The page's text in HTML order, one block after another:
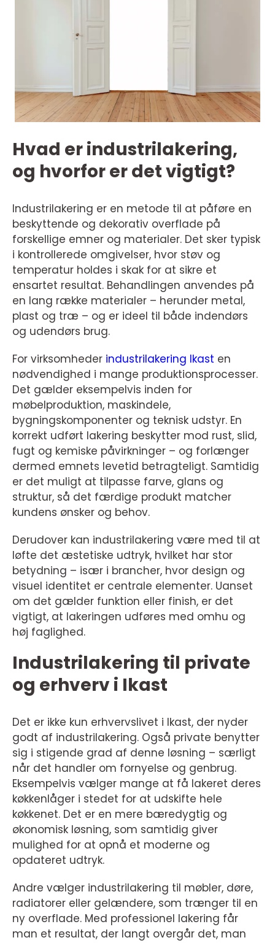
Hvad er industrilakering,
og hvorfor er det vigtigt?
Industrilakering er en metode til at påføre en
beskyttende og dekorativ overflade på
forskellige emner og materialer. Det sker typisk
i kontrollerede omgivelser, hvor støv og
temperatur holdes i skak for at sikre et
ensartet resultat. Behandlingen anvendes på
en lang række materialer – herunder metal,
plast og træ – og er ideel til både indendørs
og udendørs brug.
For virksomheder industrilakering Ikast en
nødvendighed i mange produktionsprocesser.
Det gælder eksempelvis inden for
møbelproduktion, maskindele,
bygningskomponenter og teknisk udstyr. En
korrekt udført lakering beskytter mod rust, slid,
fugt og kemiske påvirkninger – og forlænger
dermed emnets levetid betragteligt. Samtidig
er det muligt at tilpasse farve, glans og
struktur, så det færdige produkt matcher
kundens ønsker og behov.
Derudover kan industrilakering være med til at
løfte det æstetiske udtryk, hvilket har stor
betydning – især i brancher, hvor design og
visuel identitet er centrale elementer. Uanset
om det gælder funktion eller finish, er det
vigtigt, at lakeringen udføres med omhu og
høj faglighed.
Industrilakering til private
og erhverv i Ikast
Det er ikke kun erhvervslivet i Ikast, der nyder
godt af industrilakering. Også private benytter
sig i stigende grad af denne løsning – særligt
når det handler om fornyelse og genbrug.
Eksempelvis vælger mange at få lakeret deres
køkkenlåger i stedet for at udskifte hele
køkkenet. Det er en mere bæredygtig og
økonomisk løsning, som samtidig giver
mulighed for at opnå et moderne og
opdateret udtryk.
Andre vælger industrilakering til møbler, døre,
radiatorer eller gelændere, som trænger til en
ny overflade. Med professionel lakering får
man et resultat, der langt overgår det, man